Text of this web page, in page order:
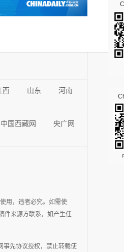
西 山东
河南
中国西藏网
央广网
用，违者必究。如需使
件来源方联系，如产生任
事先协议授权，禁止转载使